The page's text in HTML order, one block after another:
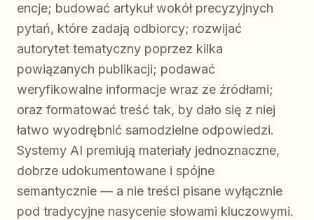
encje; budować artykuł wokół precyzyjnych
pytań, które zadają odbiorcy; rozwijać
autorytet tematyczny poprzez kilka
powiązanych publikacji; podawać
weryfikowalne informacje wraz ze źródłami;
oraz formatować treść tak, by dało się z niej
łatwo wyodrębnić samodzielne odpowiedzi.
Systemy AI premiują materiały jednoznaczne,
dobrze udokumentowane i spójne
semantycznie — a nie treści pisane wyłącznie
pod tradycyjne nasycenie słowami kluczowymi.